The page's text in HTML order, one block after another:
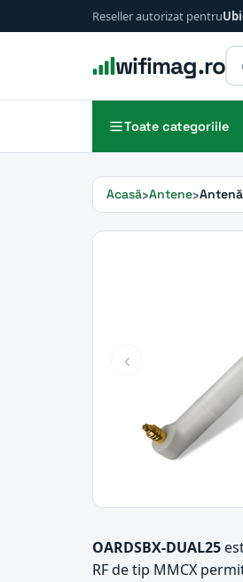
Reseller autorizat pentru
wifimag.ro
Toate categoriile
Acasă Antene Antenă
‹
OARDSBX-DUAL25
RF de tip MMCX